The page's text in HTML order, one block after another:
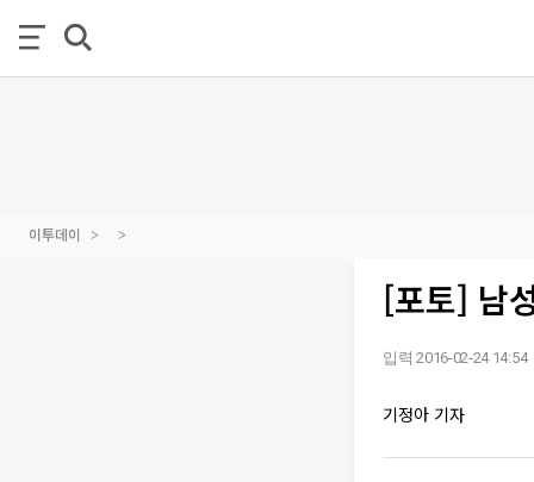
이투데이
[포토] 남
입력 2016-02-24 14:54
기정아 기자